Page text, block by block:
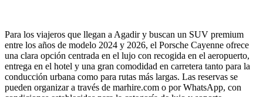
Para los viajeros que llegan a Agadir y buscan un SUV premium
entre los años de modelo 2024 y 2026, el Porsche Cayenne ofrece
una clara opción centrada en el lujo con recogida en el aeropuerto,
entrega en el hotel y una gran comodidad en carretera tanto para la
conducción urbana como para rutas más largas. Las reservas se
pueden organizar a través de marhire.com o por WhatsApp, con